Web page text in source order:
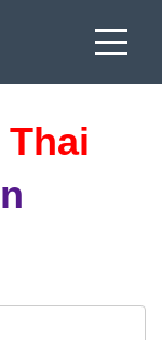
Thai